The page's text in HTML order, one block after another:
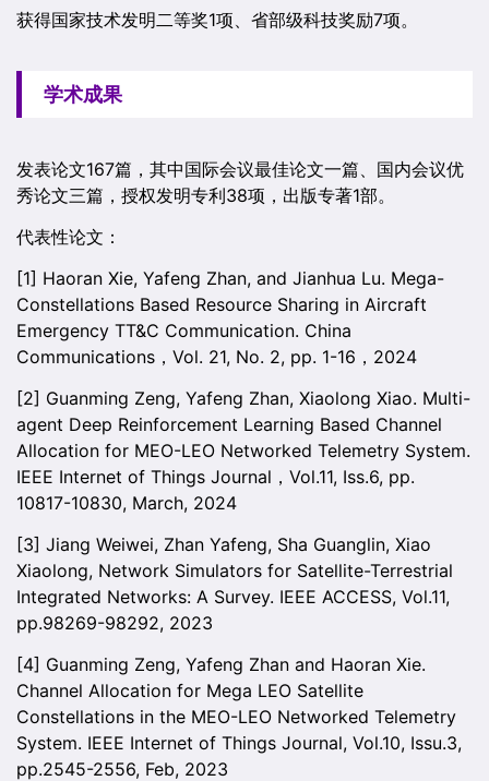
获得国家技术发明二等奖1项、省部级科技奖励7项。
学术成果
发表论文167篇，其中国际会议最佳论文一篇、国内会议优
秀论文三篇，授权发明专利38项，出版专著1部。
代表性论文：
[1] Haoran Xie, Yafeng Zhan, and Jianhua Lu. Mega-
Constellations Based Resource Sharing in Aircraft
Emergency TT&C Communication. China
Communications，Vol. 21, No. 2, pp. 1-16，2024
[2] Guanming Zeng, Yafeng Zhan, Xiaolong Xiao. Multi-
agent Deep Reinforcement Learning Based Channel
Allocation for MEO-LEO Networked Telemetry System.
IEEE Internet of Things Journal，Vol.11, Iss.6, pp.
10817-10830, March, 2024
[3] Jiang Weiwei, Zhan Yafeng, Sha Guanglin, Xiao
Xiaolong, Network Simulators for Satellite-Terrestrial
Integrated Networks: A Survey. IEEE ACCESS, Vol.11,
pp.98269-98292, 2023
[4] Guanming Zeng, Yafeng Zhan and Haoran Xie.
Channel Allocation for Mega LEO Satellite
Constellations in the MEO-LEO Networked Telemetry
System. IEEE Internet of Things Journal, Vol.10, Issu.3,
pp.2545-2556, Feb, 2023